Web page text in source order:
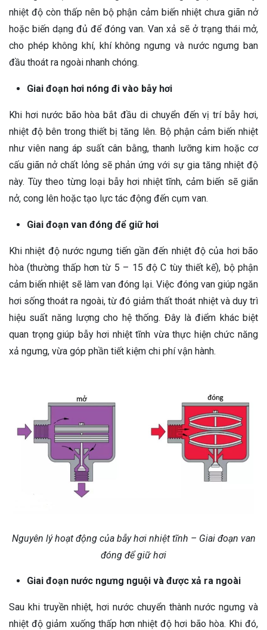
nhiệt độ còn thấp nên bộ phận cảm biến nhiệt chưa giãn nở
hoặc biến dạng đủ để đóng van. Van xả sẽ ở trạng thái mở,
cho phép không khí, khí không ngưng và nước ngưng ban
đầu thoát ra ngoài nhanh chóng.
Giai đoạn hơi nóng đi vào bẫy hơi
Khi hơi nước bão hòa bắt đầu di chuyển đến vị trí bẫy hơi,
nhiệt độ bên trong thiết bị tăng lên. Bộ phận cảm biến nhiệt
như viên nang áp suất cân bằng, thanh lưỡng kim hoặc cơ
cấu giãn nở chất lỏng sẽ phản ứng với sự gia tăng nhiệt độ
này. Tùy theo từng loại bẫy hơi nhiệt tĩnh, cảm biến sẽ giãn
nở, cong lên hoặc tạo lực tác động đến cụm van.
Giai đoạn van đóng để giữ hơi
Khi nhiệt độ nước ngưng tiến gần đến nhiệt độ của hơi bão
hòa (thường thấp hơn từ 5 – 15 độ C tùy thiết kế), bộ phận
cảm biến nhiệt sẽ làm van đóng lại. Việc đóng van giúp ngăn
hơi sống thoát ra ngoài, từ đó giảm thất thoát nhiệt và duy trì
hiệu suất năng lượng cho hệ thống. Đây là điểm khác biệt
quan trọng giúp bẫy hơi nhiệt tĩnh vừa thực hiện chức năng
xả ngưng, vừa góp phần tiết kiệm chi phí vận hành.
Nguyên lý hoạt động của bẫy hơi nhiệt tĩnh – Giai đoạn van
đóng để giữ hơi
Giai đoạn nước ngưng nguội và được xả ra ngoài
Sau khi truyền nhiệt, hơi nước chuyển thành nước ngưng và
nhiệt độ giảm xuống thấp hơn nhiệt độ hơi bão hòa. Khi đó,